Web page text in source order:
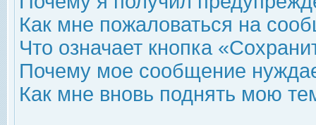
Как мне пожаловаться на
Что означает кнопка
Почему мое сообщение
Как мне вновь поднять мою